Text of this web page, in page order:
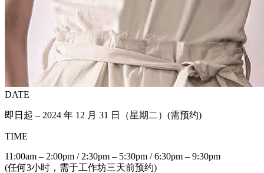
DATE
即日起 – 2024 年 12 月 31 日（星期二）(需预约)
TIME
11:00am – 2:00pm / 2:30pm – 5:30pm / 6:30pm – 9:30pm
(任何3小时，需于工作坊三天前预约)